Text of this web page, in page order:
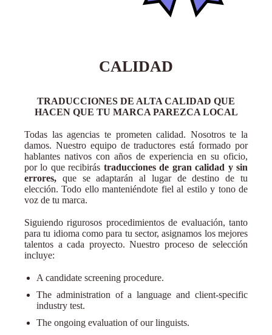
CALIDAD
TRADUCCIONES DE ALTA CALIDAD QUE
HACEN QUE TU MARCA PAREZCA LOCAL
Todas las agencias te prometen calidad. Nosotros te la
damos. Nuestro equipo de traductores está formado por
hablantes nativos con años de experiencia en su oficio,
por lo que recibirás traducciones de gran calidad y sin
errores, que se adaptarán al lugar de destino de tu
elección. Todo ello manteniéndote fiel al estilo y tono de
voz de tu marca.
Siguiendo rigurosos procedimientos de evaluación, tanto
para tu idioma como para tu sector, asignamos los mejores
talentos a cada proyecto. Nuestro proceso de selección
incluye:
A candidate screening procedure.
The administration of a language and client-specific
industry test.
The ongoing evaluation of our linguists.